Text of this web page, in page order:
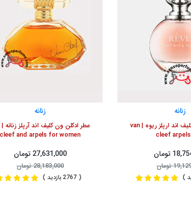
زنانه
عطر ادکلن ون کلیف اند ارپلز ریوه | van
cleef
تومان
تومان
زنانه
cleef and arpels for women
27,631,000 تومان
28,183,000 تومان
( 2767 بازدید )